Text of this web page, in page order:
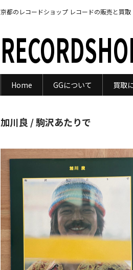
京都のレコードショップ レコードの販売と買取
Home GGについて 買取
加川良 / 駒沢あたりで